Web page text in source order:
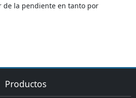
de la pendiente en tanto por
Productos